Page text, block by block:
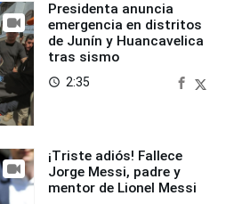
Presidenta anuncia
emergencia en distritos
de Junín y Huancavelica
tras sismo
access_time 2:35
¡Triste adiós! Fallece
Jorge Messi, padre y
mentor de Lionel Messi